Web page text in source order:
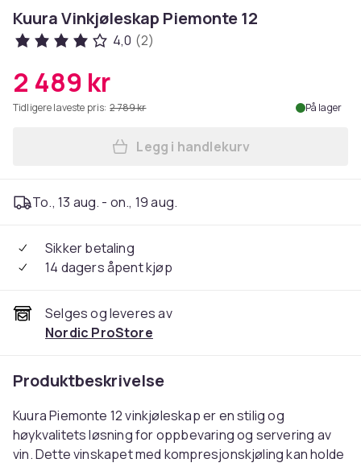
Kuura Vinkjøleskap Piemonte 12
4,0 (2)
2 489 kr
Tidligere laveste pris: 2 789 kr På lager
Legg Kuura Vinkjøleskap
Legg i handlekurv
To., 13 aug. - on., 19 aug.
Sikker betaling
14 dagers åpent kjøp
Selges og leveres av
Nordic ProStore
Produktbeskrivelse
Kuura Piemonte 12 vinkjøleskap er en stilig og
høykvalitets løsning for oppbevaring og servering av
vin. Dette vinskapet med kompresjonskjøling kan holde